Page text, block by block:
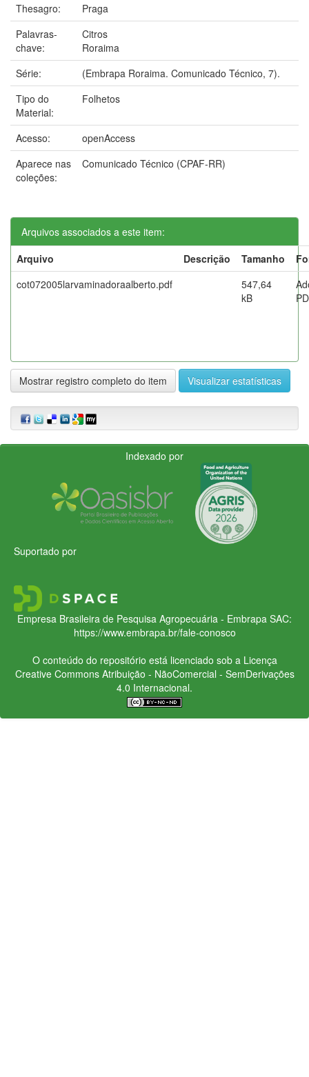
Thesagro:
Praga
Palavras-
chave:
Citros
Roraima
Série:
(Embrapa Roraima. Comunicado Técnico, 7).
Tipo do
Material:
Folhetos
Acesso:
openAccess
Aparece nas
coleções:
Comunicado Técnico (CPAF-RR)
Arquivos associados a este item:
Arquivo
Descrição Tamanho
cot072005larvaminadoraalberto.pdf
547,64
kB
Mostrar registro completo do item Visualizar estatísticas
Indexado por
Suportado por
Empresa Brasileira de Pesquisa Agropecuária - Embrapa SAC:
https://www.embrapa.br/fale-conosco
O conteúdo do repositório está licenciado sob a Licença
Creative CommonsAtribuição - NãoComercial - SemDerivações
4.0 Internacional.